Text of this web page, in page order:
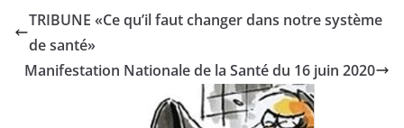
TRIBUNE «Ce qu’il faut changer dans notre système
de santé»
Manifestation Nationale de la Santé du 16 juin 2020